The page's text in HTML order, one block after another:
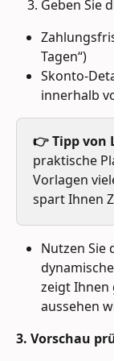
Geben Sie
Tagen“)
Skonto-
innerhalb
👉 Tipp von
praktische
Vorlagen
spart Ihnen
Nutzen Sie
zeigt Ihnen
aussehen
3. Vorschau